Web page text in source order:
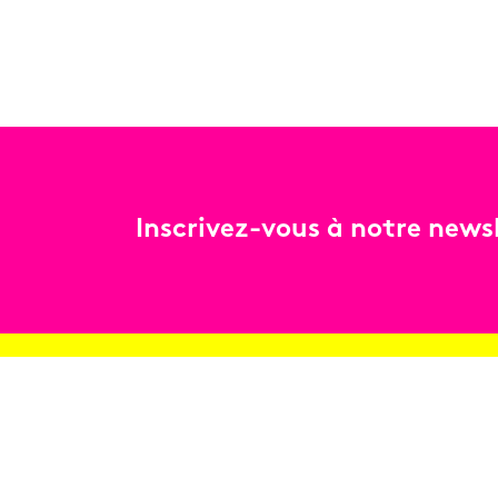
Inscrivez-vous à notre